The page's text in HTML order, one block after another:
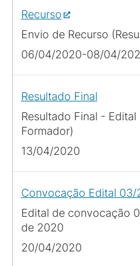
Recurso
Envio de Recurso
06/04/2020-08/04/
Resultado Final
Resultado Final -
Formador)
13/04/2020
Convocação Edital 03/
Edital de convocação
de 2020
20/04/2020